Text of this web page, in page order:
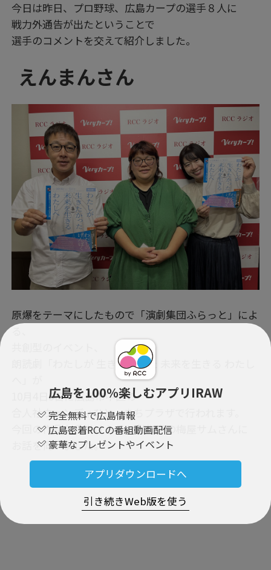
広島を100％楽しむアプリIRAW
完全無料で広島情報
広島密着RCCの番組動画配信
豪華なプレゼントやイベント
アプリダウンロードへ
引き続きWeb版を使う
今日は昨日、プロ野球、広島カープの選手８人に
戦力外通告が出たということで
選手のコメントを交えて紹介しました。
えんまんさん
原爆をテーマにしたもので「演劇集団ふらっと」によ
る、
朗読劇「わたしが 生きたかった 未来を生きる わたし
10月4日5日に広島市中区の
合人社ウェンディひと・まちプラザで行われます。
今回の作品を手掛けられた劇作家の梅屋サムさんに
お話を伺いました。